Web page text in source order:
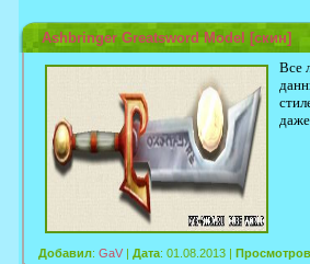
Ashbringer Greatsword Model [скин]
Все
Добавил: GaV | Дата: 01.08.2013 | Просмотров